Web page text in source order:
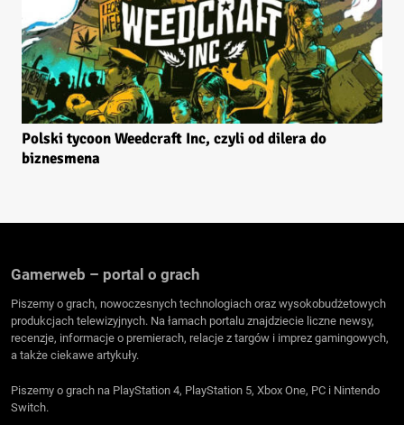
Polski tycoon Weedcraft Inc, czyli od dilera do
biznesmena
Gamerweb – portal o grach
Piszemy o grach, nowoczesnych technologiach oraz wysokobudżetowych
produkcjach telewizyjnych. Na łamach portalu znajdziecie liczne newsy,
recenzje, informacje o premierach, relacje z targów i imprez gamingowych,
a także ciekawe artykuły.
Piszemy o grach na PlayStation 4, PlayStation 5, Xbox One, PC i Nintendo
Switch.